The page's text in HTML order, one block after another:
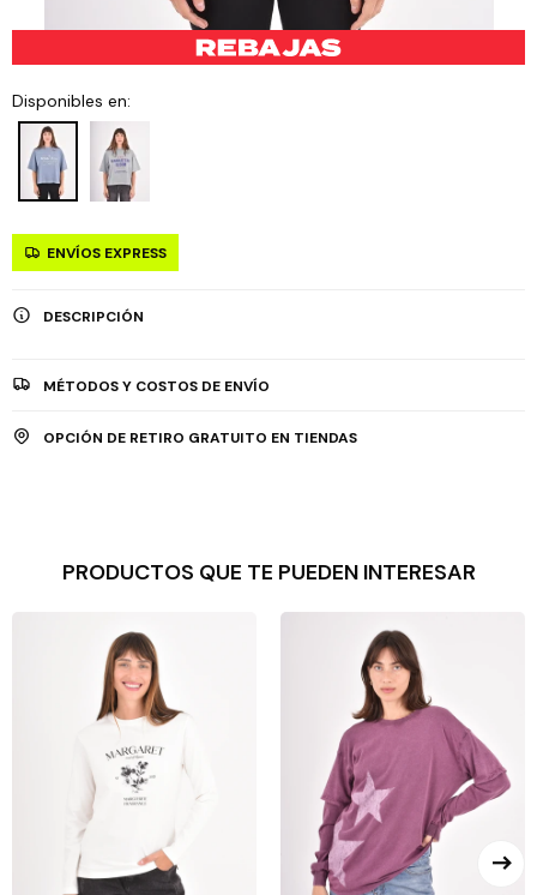
Disponibles en:
ENVÍOS EXPRESS
DESCRIPCIÓN
MÉTODOS Y COSTOS DE ENVÍO
OPCIÓN DE RETIRO GRATUITO EN TIENDAS
PRODUCTOS QUE TE PUEDEN INTERESAR